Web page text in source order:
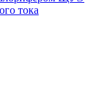
тока